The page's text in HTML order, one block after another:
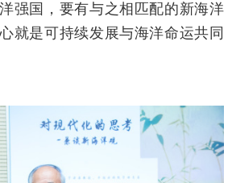
强国，要有与之相匹配的新海洋
就是可持续发展与海洋命运共同